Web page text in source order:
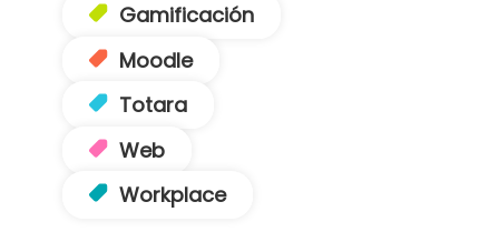
Gamificación
Moodle
Totara
Web
Workplace